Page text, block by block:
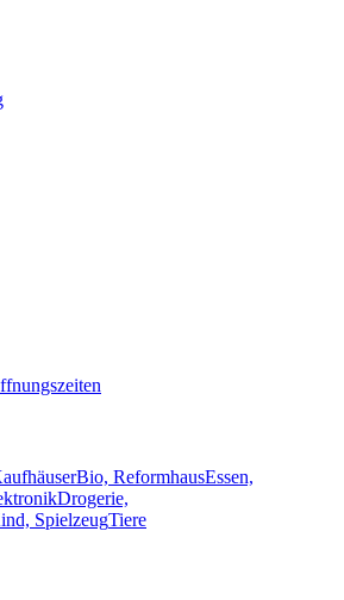
Bio, ReformhausEssen,
Drogerie,
SpielzeugTiere